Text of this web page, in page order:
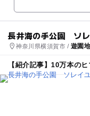
い切り体を動かしたい！
長井海の手公園 ソ
神奈川県横須賀市 / 遊園
【紹介記事】10万本の
OK！ソレイユの丘で夏